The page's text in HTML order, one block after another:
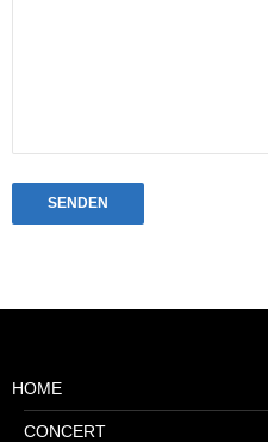
HOME
CONCERT